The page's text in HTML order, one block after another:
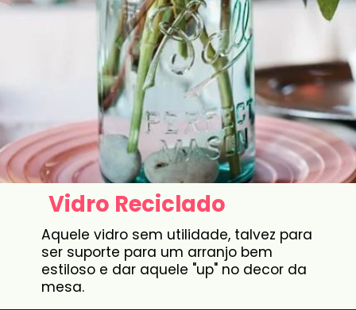
Vidro Reciclado
Aquele vidro sem utilidade, talvez para
ser suporte para um arranjo bem
estiloso e dar aquele "up" no decor da
mesa.